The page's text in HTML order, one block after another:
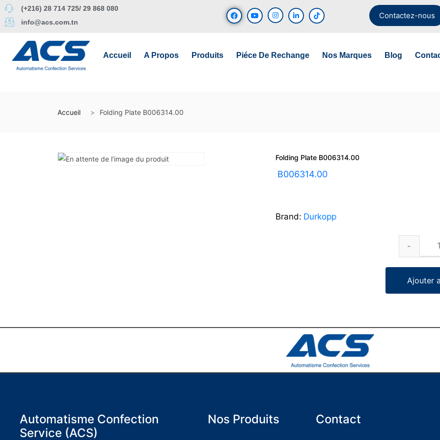
(+216) 28 714 725/ 29 868 080
info@acs.com.tn
Contactez-nous
Accueil A Propos Produits Piéce De Rechange Nos Marques Blog
Accueil Folding Plate B006314.00
Folding Plate B006314.00
B006314.00
Brand: Durkopp
Ajouter
Automatisme Confection
Service (ACS)
Nos Produits Contact